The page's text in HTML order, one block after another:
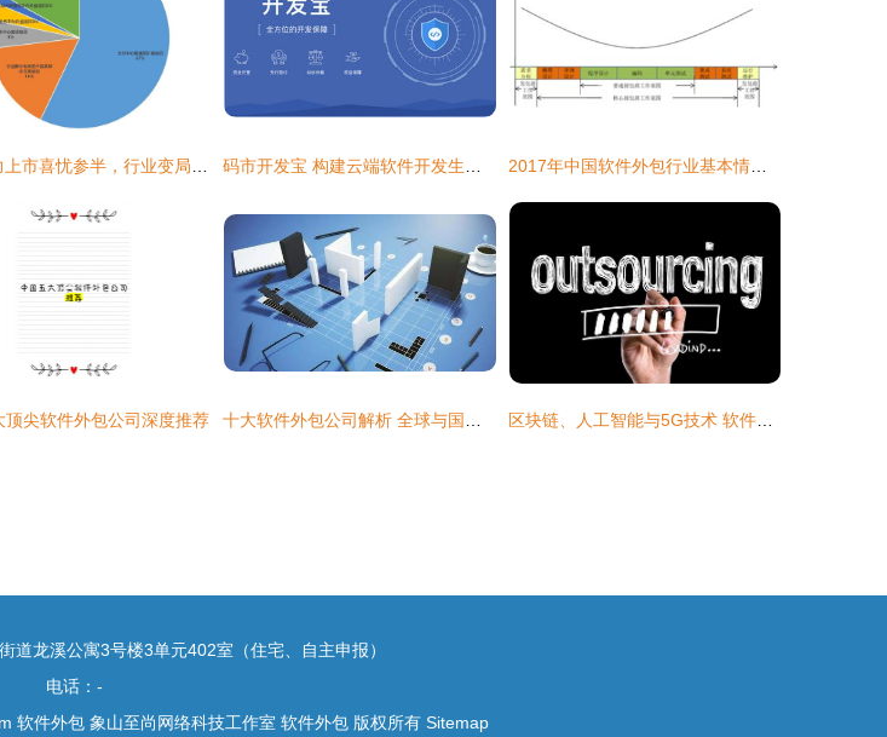
顶尖软件外包公司深度推荐
道龙溪公寓3号楼3单元402室（住宅、自主申报）
电话：-
软件外包 象山至尚网络科技工作室 软件外包版权所有 Sitemap